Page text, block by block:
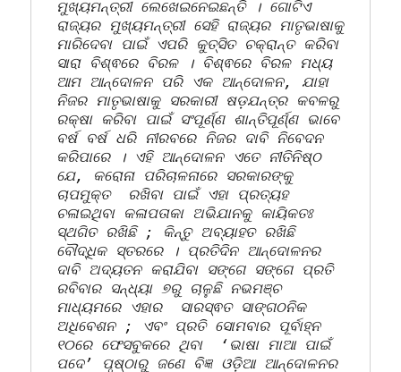
ମୁଖ୍ୟମନ୍ତ୍ରୀ ଲେଖେଇନେଇଛନ୍ତି । ଗୋଟିଏ
ରାଜ୍ୟର ମୁଖ୍ୟମନ୍ତ୍ରୀ ସେହି ରାଜ୍ୟର ମାତୃଭାଷାକୁ
ମାରିଦେବା ପାଇଁ ଏପରି କୁତ୍ସିତ ଚକ୍ରାନ୍ତ କରିବା
ସାରା ବିଶ୍ଵରେ ବିରଳ । ବିଶ୍ଵରେ ବିରଳ ମଧ୍ୟ
ଆମ ଆନ୍ଦୋଳନ ପରି ଏକ ଆନ୍ଦୋଳନ, ଯାହା
ନିଜର ମାତୃଭାଷାକୁ ସରକାରୀ ଷଡ଼ଯନ୍ତ୍ର କବଳରୁ
ରକ୍ଷା କରିବା ପାଇଁ ସଂପୂର୍ଣ୍ଣ ଶାନ୍ତିପୂର୍ଣ୍ଣ ଭାବେ
ବର୍ଷ ବର୍ଷ ଧରି ନୀରବରେ ନିଜର ଦାବି ନିବେଦନ
କରିପାରେ । ଏହି ଆନ୍ଦୋଳନ ଏତେ ନୀତିନିଷ୍ଠ
ଯେ, କରୋନା ପରିଚାଳନାରେ ସରକାରଙ୍କୁ
ଚାପମୁକ୍ତ  ରଖିବା ପାଇଁ ଏହା ପ୍ରତ୍ୟହ
ଚଳାଇଥିବା କଳାପତାକା ଅଭିଯାନକୁ କାୟିକତଃ
ସ୍ଥଗିତ ରଖିଛି ; କିନ୍ତୁ ଅବ୍ୟାହତ ରଖିଛି
ବୌଦ୍ଧିକ ସ୍ତରରେ । ପ୍ରତିଦିନ ଆନ୍ଦୋଳନର
ଦାବି ଅଦ୍ୟତନ କରାଯିବା ସଙ୍ଗେ ସଙ୍ଗେ ପ୍ରତି
ରବିବାର ସନ୍ଧ୍ୟା ୭ରୁ ଚାଳୁଛି ନଭମଞ୍ଚ
ମାଧ୍ୟମରେ ଏହାର  ସାରସ୍ଵତ ସାଙ୍ଗଠନିକ
ଅଧିବେଶନ ; ଏବଂ ପ୍ରତି ସୋମବାର ପୂର୍ବାହ୍ନ
୧୦ରେ ଫେସବୁକରେ ଥିବା  ‘ଭାଷା ମାଆ ପାଇଁ
ପଦେ’ ପୃଷ୍ଠାରୁ ଜଣେ ବିଜ୍ଞ ଓଡ଼ିଆ ଆନ୍ଦୋଳନର